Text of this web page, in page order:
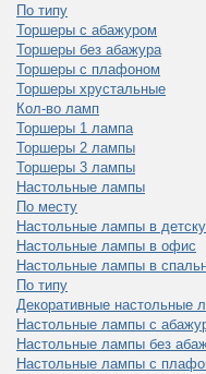
По типу
Торшеры с абажуром
Торшеры без абажура
Торшеры с плафоном
Торшеры хрустальные
Кол-во ламп
Торшеры 1 лампа
Торшеры 2 лампы
Торшеры 3 лампы
Настольные лампы
По месту
Настольные лампы в
Настольные лампы в офис
Настольные лампы в
По типу
Декоративные настольные
Настольные лампы с
Настольные лампы без
Настольные лампы с